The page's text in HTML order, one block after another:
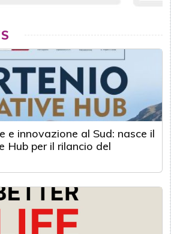
e innovazione al Sud: nasce il
Hub per il rilancio del